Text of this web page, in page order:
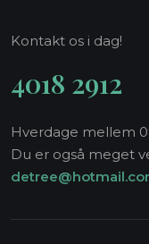
Kontakt os i dag!
4018 2912
Hverdage mellem
Du er også meget